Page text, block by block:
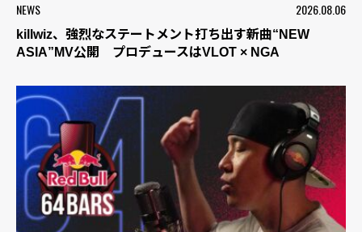
NEWS 2026.08.06
killwiz、強烈なステートメント打ち出す新曲“NEW
ASIA”MV公開 プロデュースはVLOT × NGA